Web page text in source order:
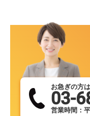
お急ぎの方
03-
営業時間：